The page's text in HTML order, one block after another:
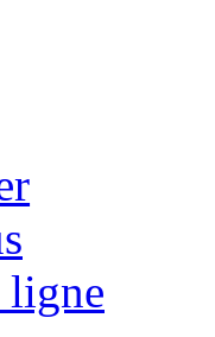
ligne